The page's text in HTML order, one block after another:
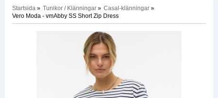
Startsida » Tunikor / Klänningar » Casal-klänningar »
Vero Moda - vmAbby SS Short Zip Dress